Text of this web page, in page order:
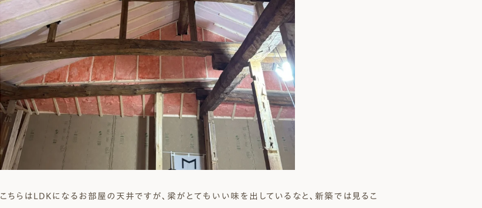
こちらはLDKになるお部屋の天井ですが、梁がとてもいい味を出しているなと、新築では見るこ